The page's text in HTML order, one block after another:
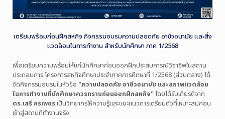
เตรียมพร้อมก่อนฝึกสหกิจ กิจกรรมอบรมความปลอดภัย อาชีวอนามัย และสิ่ง
แวดล้อมในการทำงาน สำหรับนักศึกษา ภาค 1/2568
เพื่อเตรียมความพร้อมให้แก่นักศึกษาก่อนออกฝึกประสบการณ์วิชาชีพในสถาน
ประกอบการ โครงการสหกิจศึกษาประจำภาคการศึกษาที่ 1/2568 (ส่วนกลาง) ได้
จัดกิจกรรมอบรมในหัวข้อ "ความปลอดภัย อาชีวอนามัย และสภาพแวดล้อม
ในการทำงานที่นักศึกษาควรทราบก่อนออกฝึกสหกิจ"โดยได้รับเกียรติจาก
ดร.เสรี กรเพชรเป็นวิทยากรให้ความรู้และแนะแนวการเตรียมตัวที่เหมาะสมก่อน
เข้าสู่สถานที่ทำงานจริง